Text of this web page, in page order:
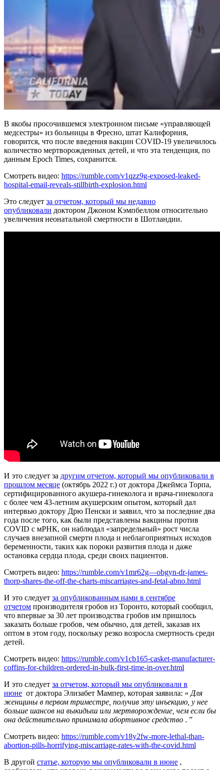
В якобы просочившемся электронном письме «управляющей
медсестры» из больницы в Фресно, штат Калифорния,
говорится, что после введения вакцин COVID-19 увеличилось
количество мертворожденных детей, и что эта тенденция, по
данным Epoch Times, сохранится.
Смотреть видео: https://rumble.com/v1qzz9g-exposed-leaked-
hospital-email-reveals-stillbirth-explosion.html
Это следует за отчетом, который мы недавно
опубликовали доктором Джоном Кэмпбеллом относительно
увеличения неонатальной смертности в Шотландии.
И это следует за другим отчетом, который мы опубликовали в
прошлом месяце (октябрь 2022 г.) от доктора Джеймса Торпа,
сертифицированного акушера-гинеколога и врача-гинеколога
с более чем 43-летним акушерским опытом, который дал
интервью доктору Дрю Пенски и заявил, что за последние два
года после того, как были представлены вакцины против
COVID с мРНК, он наблюдал «запредельный» рост числа
случаев внезапной смерти плода и неблагоприятных исходов
беременности, таких как пороки развития плода и даже
остановка сердца плода, среди своих пациентов.
Смотреть видео: https://rumble.com/v1mr62g—obgyn-dr-james-
thorp-shares-the-off-the-charts-miscarriages-and-fetal-abno.html
И это следует за опубликованным нами в сентябре
отчетом производителя гробов из Торонто, который сообщил,
что впервые за 30 лет производства гробов им пришлось
заказать больше гробов, чем обычно, для детей, заказав их
оптом в этом году, поскольку резко возросла смертность среди
детей.
Смотреть видео: https://rumble.com/v1cb165-casket-manufacturer-
coffins-for-children-ordered-in-bulk-first-time-in-over.html
И это следует за отчетом, который мы опубликовали в
июне от доктора Элизабет Мампер, которая заявила: « Для
женщины в первом триместре, получив эту инъекцию, у нее
больше шансов на выкидыш или мертворождение, чем если бы
она действительно принимала абортивное средство . ”
Смотреть видео: https://rumble.com/v18y2fw-more-lethal-than-
abortion-pills-horrifying-miscarriage-rates-with-the-covid.html
В другой статье, которую мы опубликовали в июне ,